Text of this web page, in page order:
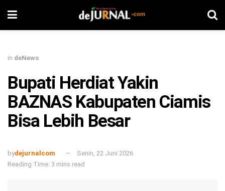
in deNews
Bupati Herdiat Yakin
BAZNAS Kabupaten Ciamis
Bisa Lebih Besar
bydejurnalcom
Senin, 22 Juni 2026
Reading Time: 3 mins read